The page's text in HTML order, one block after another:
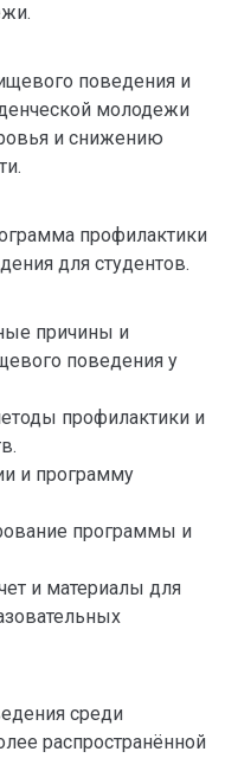
поведения и
молодежи
и снижению
профилактики
для студентов.
причины и
поведения у
профилактики и
и программу
программы и
и материалы для
среди
распространённой